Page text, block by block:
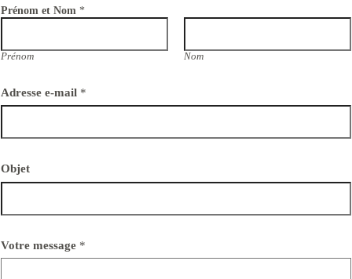
Prénom et Nom *
Prénom Nom
Adresse e-mail *
Objet
Votre message *